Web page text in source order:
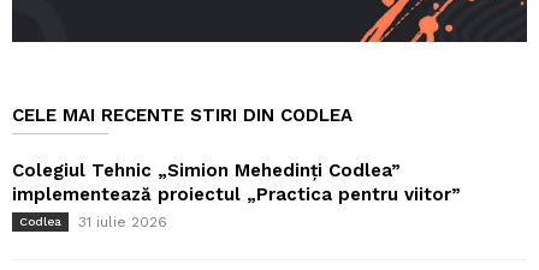
CELE MAI RECENTE STIRI DIN CODLEA
Colegiul Tehnic „Simion Mehedinți Codlea”
implementează proiectul „Practica pentru viitor”
Codlea 31 iulie 2026